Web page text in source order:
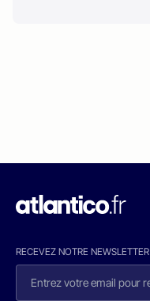
RECEVEZ NOTRE NEWSLETTER